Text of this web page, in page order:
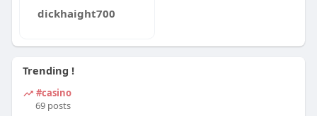
dickhaight700
Trending !
#casino
69 posts